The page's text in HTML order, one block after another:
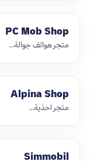
PC Mob Shop
متجر هواتف جوالة…
Alpina Shop
متجر احذية…
Simmobil